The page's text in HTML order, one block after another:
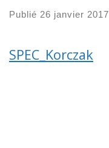
Publié 26 janvier 2017
SPEC_Korczak